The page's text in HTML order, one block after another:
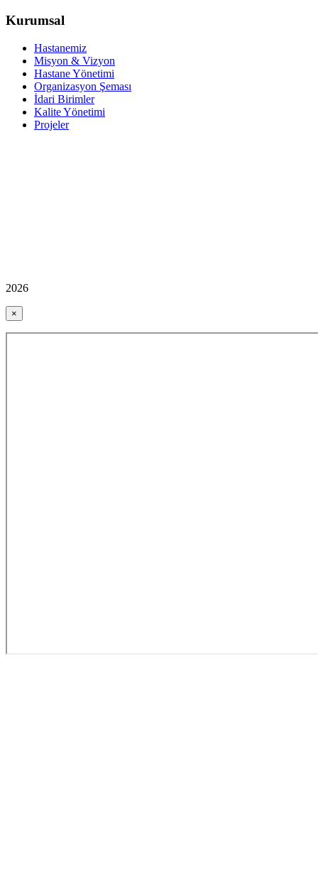
Kurumsal
Hastanemiz
Misyon & Vizyon
Hastane Yönetimi
Organizasyon Şeması
İdari Birimler
Kalite Yönetimi
Projeler
2026
×